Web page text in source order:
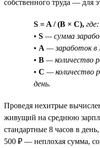
собственного труда — для
S = A / (B × C), где:
• S — сумма
• A — заработок в
• B — количество
• C — количество
день.
Проведя нехитрые
живущий на среднюю
стандартные 8 часов в
500 ₽ — неплохая сумма,